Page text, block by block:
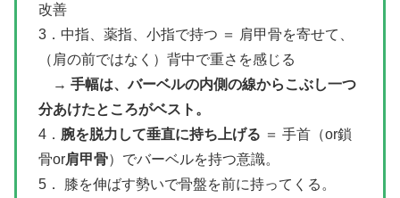
改善
3．中指、薬指、小指で持つ ＝ 肩甲骨を寄せて、
（肩の前ではなく）背中で重さを感じる
→ 手幅は、バーベルの内側の線からこぶし一つ
分あけたところがベスト。
4． 腕を脱力して垂直に持ち上げる ＝ 手首（or鎖
骨or肩甲骨）でバーベルを持つ意識。
5． 膝を伸ばす勢いで骨盤を前に持ってくる。